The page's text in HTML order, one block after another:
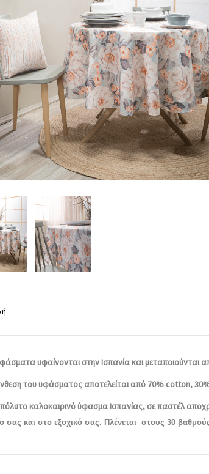
υφαίνονται στην Ισπανία και μεταποιούνται
του υφάσματος αποτελείται από 70% cotton,
καλοκαιρινό ύφασμα Ισπανίας, σε παστέλ
σας και στο εξοχικό σας. Πλένεται στους 30